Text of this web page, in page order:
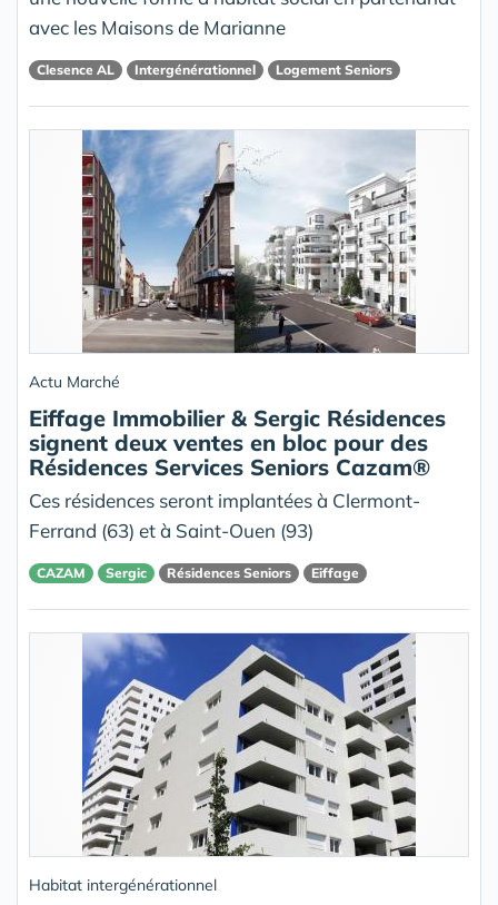
avec les Maisons de Marianne
Clesence AL Intergénérationnel Logement Seniors
Actu Marché
Eiffage Immobilier & Sergic Résidences
signent deux ventes en bloc pour des
Résidences Services Seniors Cazam®
Ces résidences seront implantées à Clermont-
Ferrand (63) et à Saint-Ouen (93)
CAZAM Sergic Résidences Seniors Eiffage
Habitat intergénérationnel